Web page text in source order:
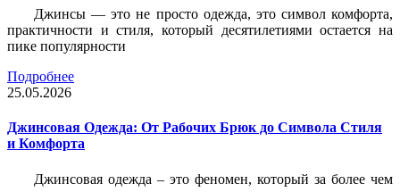
Джинсы — это не просто одежда, это символ комфорта,
практичности и стиля, который десятилетиями остается на
пике популярности
Подробнее
25.05.2026
Джинсовая Одежда: От Рабочих Брюк до Символа Стиля
и Комфорта
Джинсовая одежда – это феномен, который за более чем